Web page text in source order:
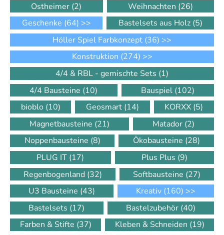
Ostheimer (2) Weihnachten (26)
Geschenke (64) >> Bastelsets aus Holz (5)
Höller Spiel Farbkonzept (36) >>
Konstruktion (274) >>
4/4 & RBL - gemischte Sets (1)
4/4 Bausteine (10) Bauspiel (102)
bioblo (10) Geosmart (14) KORXX (5)
Magnetbausteine (21) Matador (2)
Noppenbausteine (8) Ökobausteine (28)
PLUG IT (17) Plus Plus (9)
Regenbogenland (32) Softbausteine (27)
U3 Bausteine (43) Kreativ (160) >>
Bastelsets (17) Bastelzubehör (40)
Farben & Stifte (37) Kleben & Schneiden (19)